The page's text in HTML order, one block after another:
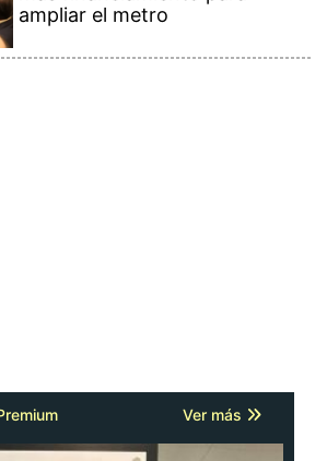
ampliar el metro
Ver más